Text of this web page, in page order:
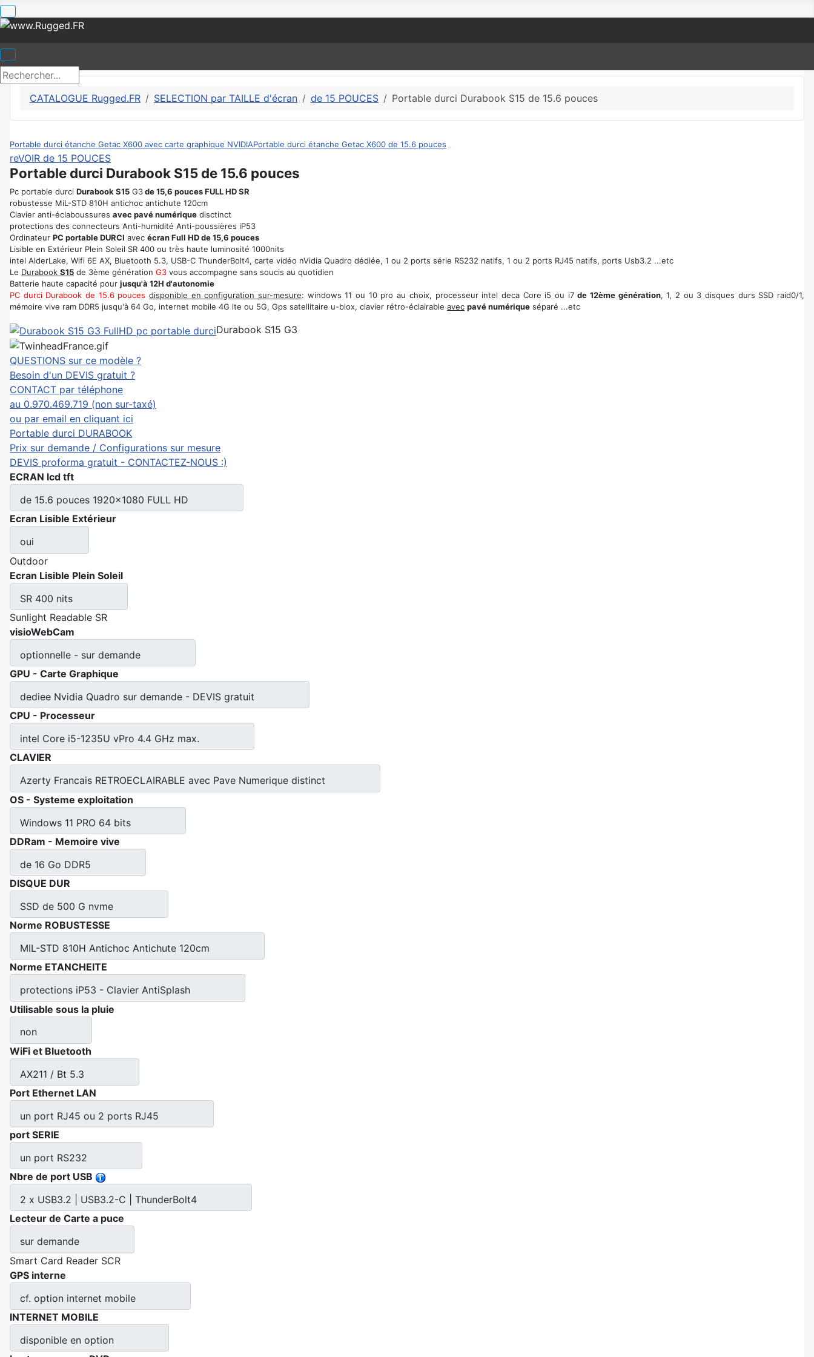
CATALOGUE Rugged.FR SELECTION par TAILLE d'écran de 15 POUCES Portable durci Durabook S15 de 15.6 pouces
Portable durci étanche Getac X600 avec carte graphique NVIDIAPortable durci étanche Getac X600 de 15.6 pouces
reVOIR de 15 POUCES
Portable durci Durabook S15 de 15.6 pouces
Pc portable durci Durabook S15 G3de 15,6 pouces FULL HD SR
robustesse MiL-STD 810H antichoc antichute 120cm
Clavier anti-éclaboussures avec pavé numérique disctinct
protections des connecteurs Anti-humidité Anti-poussières iP53
Ordinateur PC portable DURCI avec écran Full HD de 15,6 pouces
Lisible en Extérieur Plein Soleil SR 400 ou très haute luminosité 1000nits
intel AlderLake, Wifi 6E AX, Bluetooth 5.3, USB-C ThunderBolt4, carte vidéo nVidia Quadro dédiée, 1 ou 2 ports série RS232 natifs, 1 ou 2 ports RJ45 natifs, ports Usb3.2 ...etc
Le Durabook S15 de 3ème génération G3 vous accompagne sans soucis au quotidien
Batterie haute capacité pour jusqu'à 12H d'autonomie
PC durci Durabook de 15.6 poucesdisponible en configuration sur-mesure: windows 11 ou 10 pro au choix, processeur intel deca Core i5 ou i7de 12ème génération, 1, 2 ou 3 disques durs SSD raid0/1,
mémoire vive ram DDR5 jusqu'à 64 Go, internet mobile 4G lte ou 5G, Gps satellitaire u-blox, clavier rétro-éclairable avec pavé numérique séparé ...etc
Durabook S15 G3
QUESTIONS sur ce modèle ?
Besoin d'un DEVIS gratuit ?
CONTACT par téléphone
au 0.970.469.719 (non sur-taxé)
ou par email en cliquant ici
Portable durci DURABOOK
Prix sur demande / Configurations sur mesure
DEVIS proforma gratuit - CONTACTEZ-NOUS :)
ECRAN lcd tft
de 15.6 pouces 1920x1080 FULL HD
Ecran Lisible Extérieur
oui
Outdoor
Ecran Lisible Plein Soleil
SR 400 nits
Sunlight Readable SR
visioWebCam
optionnelle - sur demande
GPU - Carte Graphique
dediee Nvidia Quadro sur demande - DEVIS gratuit
CPU - Processeur
intel Core i5-1235U vPro 4.4 GHz max.
CLAVIER
Azerty Francais RETROECLAIRABLE avec Pave Numerique distinct
OS - Systeme exploitation
Windows 11 PRO 64 bits
DDRam - Memoire vive
de 16 Go DDR5
DISQUE DUR
SSD de 500 G nvme
Norme ROBUSTESSE
MIL-STD 810H Antichoc Antichute 120cm
Norme ETANCHEITE
protections iP53 - Clavier AntiSplash
Utilisable sous la pluie
non
WiFi et Bluetooth
AX211 / Bt 5.3
Port Ethernet LAN
un port RJ45 ou 2 ports RJ45
port SERIE
un port RS232
Nbre de port USB
2 x USB3.2 | USB3.2-C | ThunderBolt4
Lecteur de Carte a puce
sur demande
Smart Card Reader SCR
GPS interne
cf. option internet mobile
INTERNET MOBILE
disponible en option